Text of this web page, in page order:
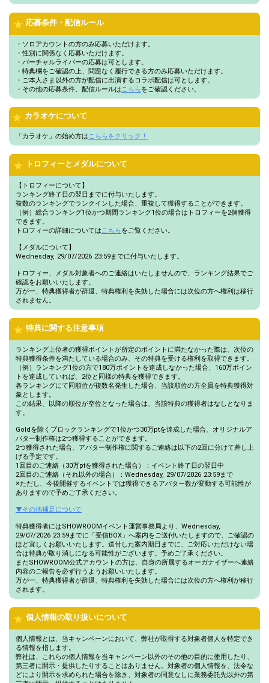
応募条件・配信ルール
・ソロアカウントの方のみ応募いただけます。
・性別に関係なく応募いただけます。
・バーチャルライバーの応募は可とします。
・特典欄をご確認の上、問題なく履行できる方のみ応募いただけます。
・ご本人さま以外の方が配信に出演するコラボ配信は可とします。
・その他の応募条件、配信ルールはこちらをご確認ください。
カラオケについて
「カラオケ」の始め方はこちらをクリック！
トロフィーとメダルについて
【トロフィーについて】
ランキング終了日の翌日までに付与いたします。
複数のランキングでランクインした場合、重複して獲得することができます。
（例）総合ランキング1位かつ期間ランキング1位の場合はトロフィーを2個獲得
できます。
トロフィーの詳細についてはこちらをご覧ください。
【メダルについて】
Wednesday, 29/07/2026 23:59までに付与いたします。
トロフィー、メダル対象者へのご連絡はいたしませんので、ランキング結果でご
確認をお願いいたします。
万が一、特典獲得者が辞退、特典権利を失効した場合には次位の方へ権利は移行
されません。
特典に関する注意事項
ランキング上位者の獲得ポイントが所定のポイントに満たなかった際は、次位の
特典獲得条件を満たしている場合のみ、その特典を受ける権利を取得できます。
（例）ランキング1位の方で180万ポイントを達成しなかった場合、160万ポイン
トを達成していれば、2位と同様の特典を獲得できます。
各ランキングにて同順位が複数名発生した場合、当該順位の方全員を特典獲得対
象とします。
この結果、以降の順位が空位となった場合は、当該特典の獲得者はなしとなりま
す。
Goldを除くブロックランキングで1位かつ30万ptを達成した場合、オリジナルア
バター制作権は2つ獲得することができます。
2つ獲得された場合、アバター制作権に関するご連絡は以下の2回に分けて差し上
げる予定です。
1回目のご連絡（30万ptを獲得された場合）：イベント終了日の翌日中
2回目のご連絡（それ以外の場合）：Wednesday, 29/07/2026 23:59まで
※ただし、今後開催するイベントでは獲得できるアバター数が変動する可能性が
ありますので予めご了承ください。
▼その他補足について
特典獲得者にはSHOWROOMイベント運営事務局より、Wednesday,
29/07/2026 23:59までに「受信BOX」へ案内をご送付いたしますので、ご確認の
ほど宜しくお願いいたします。送付した案内期日までに、ご対応いただけない場
合は特典が取り消しになる可能性がございます。予めご了承ください。
またSHOWROOM公式アカウントの方は、自身の所属するオーガナイザーへ連絡
内容のご報告を必ず行うようお願いいたします。
万が一、特典獲得者が辞退、特典権利を失効した場合には次位の方へ権利が移行
されます。
個人情報の取り扱いについて
個人情報とは、当キャンペーンにおいて、弊社が取得する対象者個人を特定でき
る情報を指します。
弊社は、これらの個人情報を当キャンペーン以外のその他の目的に使用したり、
第三者に開示・提供したりすることはありません。対象者の個人情報を、法令な
どにより開示を求められた場合を除き、対象者の同意なしに業務委託先以外の第